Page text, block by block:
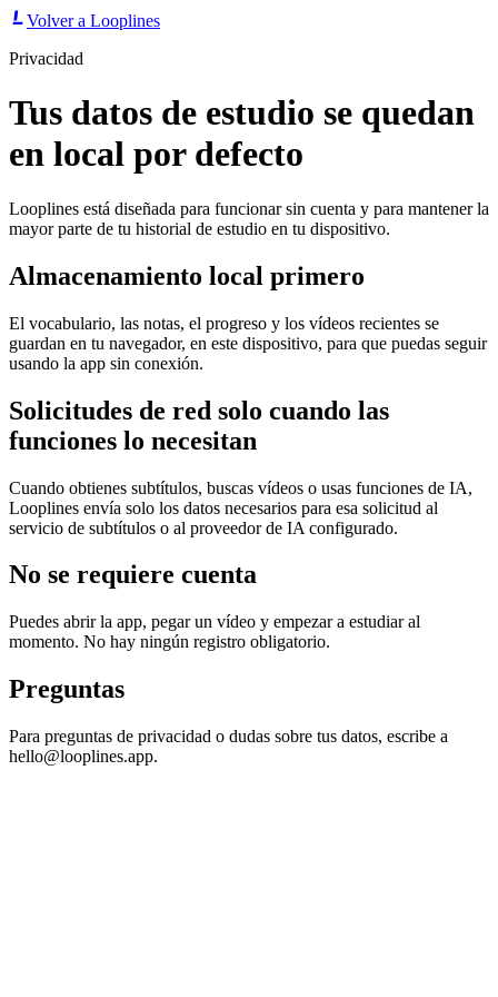
Volver a Looplines
Privacidad
Tus datos de estudio se quedan
en local por defecto
Looplines está diseñada para funcionar sin cuenta y para mantener la
mayor parte de tu historial de estudio en tu dispositivo.
Almacenamiento local primero
El vocabulario, las notas, el progreso y los vídeos recientes se
guardan en tu navegador, en este dispositivo, para que puedas seguir
usando la app sin conexión.
Solicitudes de red solo cuando las
funciones lo necesitan
Cuando obtienes subtítulos, buscas vídeos o usas funciones de IA,
Looplines envía solo los datos necesarios para esa solicitud al
servicio de subtítulos o al proveedor de IA configurado.
No se requiere cuenta
Puedes abrir la app, pegar un vídeo y empezar a estudiar al
momento. No hay ningún registro obligatorio.
Preguntas
Para preguntas de privacidad o dudas sobre tus datos, escribe a
hello@looplines.app.